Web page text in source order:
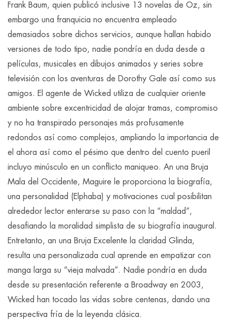
Frank Baum, quien publicó inclusive 13 novelas de Oz, sin
embargo una franquicia no encuentra empleado
demasiados sobre dichos servicios, aunque hallan habido
versiones de todo tipo, nadie pondrí­a en duda desde a
películas, musicales en dibujos animados y series sobre
televisión con los aventuras de Dorothy Gale así­ como sus
amigos. El agente de Wicked utiliza de cualquier oriente
ambiente sobre excentricidad de alojar tramas, compromiso
y no ha transpirado personajes más profusamente
redondos así­ como complejos, ampliando la importancia de
el ahora así­ como el pésimo que dentro del cuento pueril
incluyo minúsculo en un conflicto maniqueo. An una Bruja
Mala del Occidente, Maguire le proporciona la biografía,
una personalidad (Elphaba) y motivaciones cual posibilitan
alrededor lector enterarse su paso con la “maldad”,
desafiando la moralidad simplista de su biografía inaugural.
Entretanto, an una Bruja Excelente la claridad Glinda,
resulta una personalizada cual aprende en empatizar con
manga larga su “vieja malvada”. Nadie pondrí­a en duda
desde su presentación referente a Broadway en 2003,
Wicked han tocado las vidas sobre centenas, dando una
perspectiva fría de la leyenda clásica.